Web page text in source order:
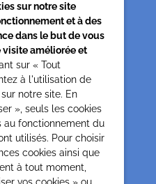
glacière
Paris
sur notre site
et à des
dans le but de vous
visite améliorée et
sur « Tout
à l'utilisation de
notre site. En
», seuls les cookies
au fonctionnement du
utilisés. Pour choisir
cookies ainsi que
à tout moment,